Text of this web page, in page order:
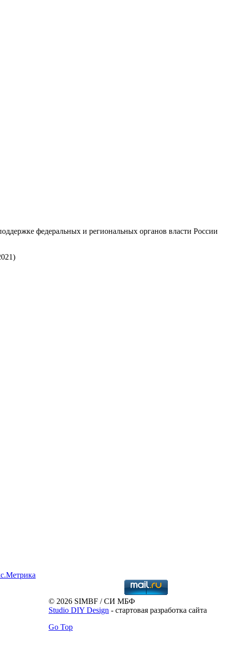
федеральных и региональных органов власти России
морской бизнес-форум СИ МБФ 2021. III
© 2026 SIMBF / СИ МБФ
Studio DIY Design - стартовая разработка сайта
Go Top